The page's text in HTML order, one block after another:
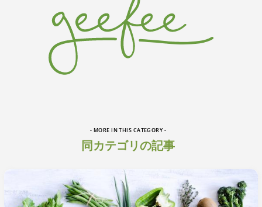
- MORE IN THIS CATEGORY -
同カテゴリの記事